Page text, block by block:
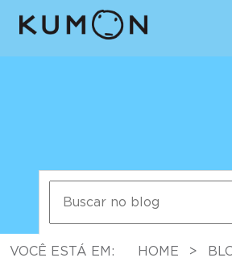
VOCÊ ESTÁ EM: HOME >